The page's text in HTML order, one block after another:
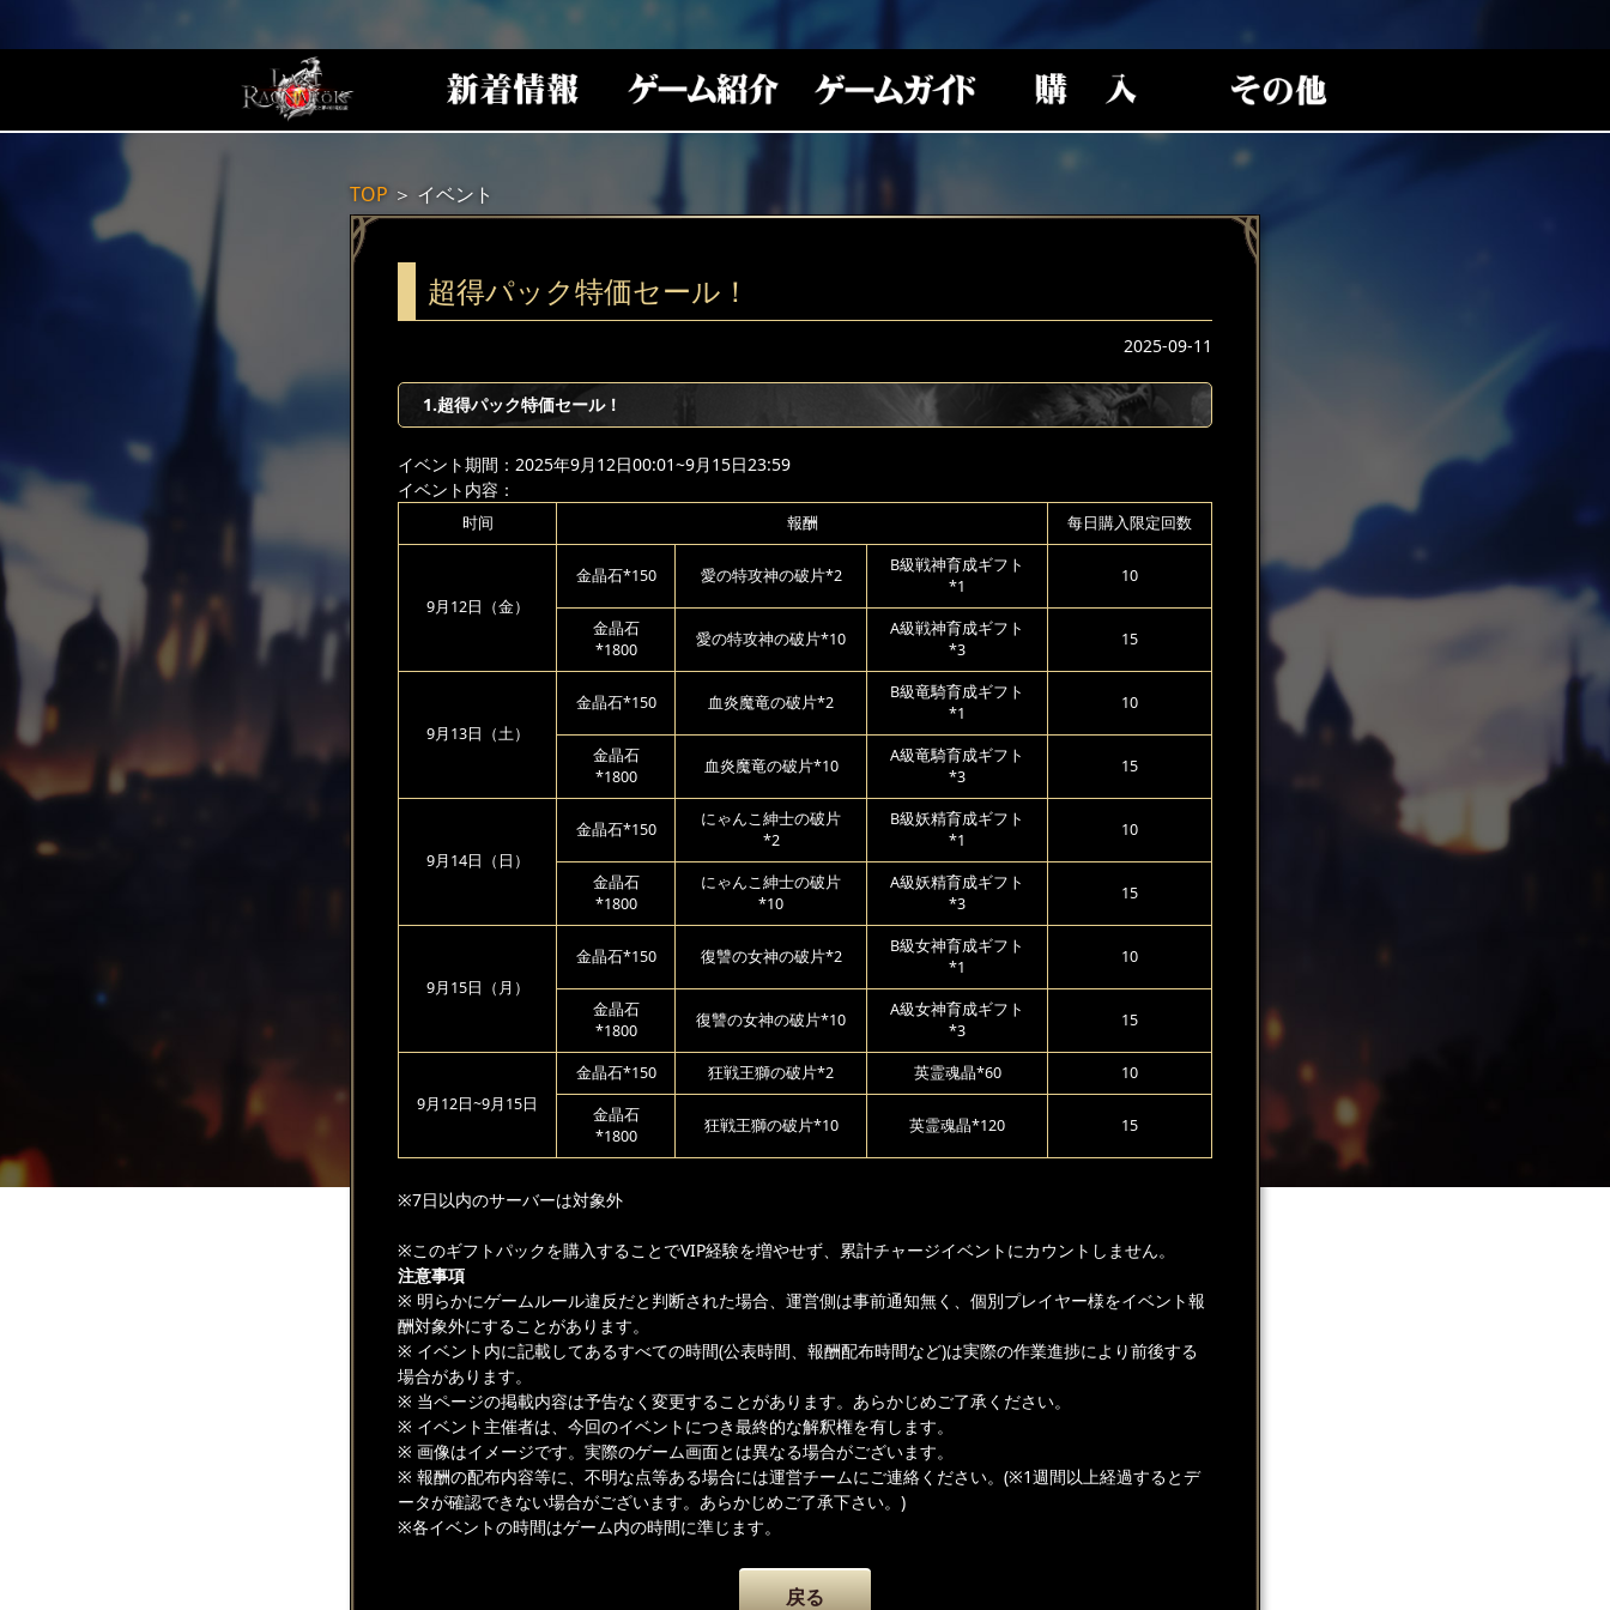
TOP ＞ イベント
超得パック特価セール！
2025-09-11
1.超得パック特価セール！
イベント期間：2025年9月12日00:01~9月15日23:59
イベント内容：
时间 報酬 每日購入限定回数
9月12日（金）
金晶石*150 愛の特攻神の破片*2
B級戦神育成ギフト
*1
10
金晶石
*1800
愛の特攻神の破片*10
A級戦神育成ギフト
*3
15
9月13日（土）
金晶石*150 血炎魔竜の破片*2
B級竜騎育成ギフト
*1
10
金晶石
*1800
血炎魔竜の破片*10
A級竜騎育成ギフト
*3
15
9月14日（日）
金晶石*150
にゃんこ紳士の破片
*2
B級妖精育成ギフト
*1
10
金晶石
*1800
にゃんこ紳士の破片
*10
A級妖精育成ギフト
*3
15
9月15日（月）
金晶石*150 復讐の女神の破片*2
B級女神育成ギフト
*1
10
金晶石
*1800
復讐の女神の破片*10
A級女神育成ギフト
*3
15
9月12日~9月15日
金晶石*150 狂戦王獅の破片*2 英霊魂晶*60 10
金晶石
*1800
狂戦王獅の破片*10 英霊魂晶*120 15
※7日以内のサーバーは対象外
※このギフトパックを購入することでVIP経験を増やせず、累計チャージイベントにカウントしません。
注意事項
※ 明らかにゲームルール違反だと判断された場合、運営側は事前通知無く、個別プレイヤー様をイベント報
酬対象外にすることがあります。
※ イベント内に記載してあるすべての時間(公表時間、報酬配布時間など)は実際の作業進捗により前後する
場合があります。
※ 当ページの掲載内容は予告なく変更することがあります。あらかじめご了承ください。
※ イベント主催者は、今回のイベントにつき最終的な解釈権を有します。
※ 画像はイメージです。実際のゲーム画面とは異なる場合がございます。
※ 報酬の配布内容等に、不明な点等ある場合には運営チームにご連絡ください。(※1週間以上経過するとデ
ータが確認できない場合がございます。あらかじめご了承下さい。)
※各イベントの時間はゲーム内の時間に準じます。
戻る